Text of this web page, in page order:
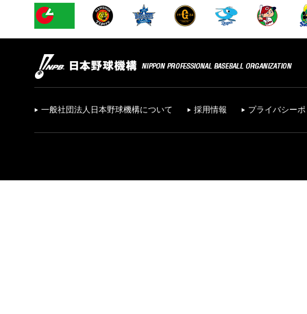
一般社団法人日本野球機構について 採用情報 プライバシー